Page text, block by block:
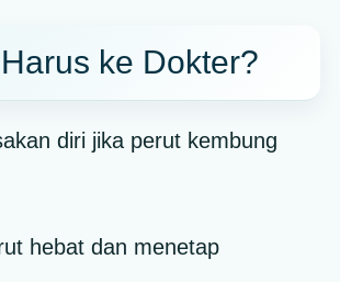
ke Dokter?
diri jika perut kembung
hebat dan menetap